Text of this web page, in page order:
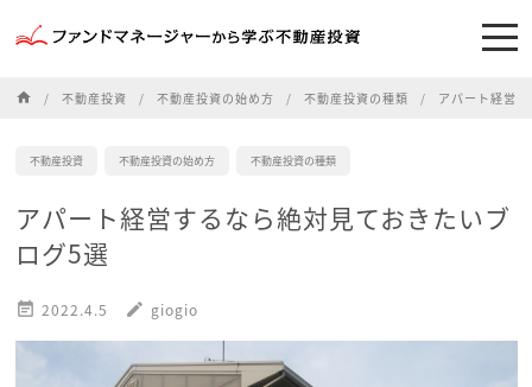
home 不動産投資 不動産投資の始め方 不動産投資の種類 アパート経営
不動産投資 不動産投資の始め方 不動産投資の種類
アパート経営するなら絶対見ておきたいブ
ログ5選
 2022.4.5 edit giogio